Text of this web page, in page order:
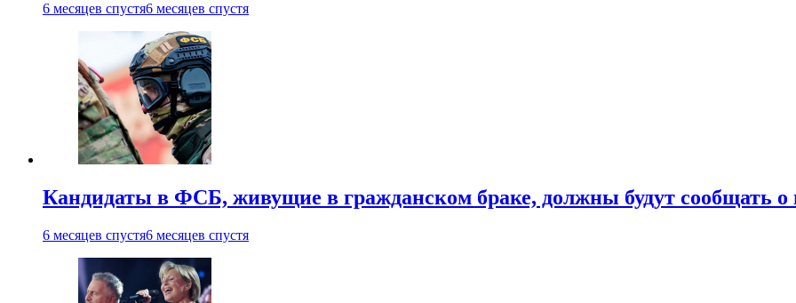
6 месяцев спустя6 месяцев спустя
Кандидаты в ФСБ, живущие в гражданском браке, должны будут сообщать о
6 месяцев спустя6 месяцев спустя